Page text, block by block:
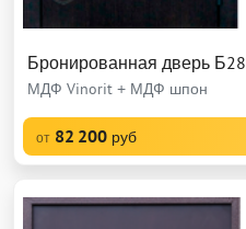
Бронированная дверь Б28
МДФ Vinorit + МДФ шпон
от 82 200 руб